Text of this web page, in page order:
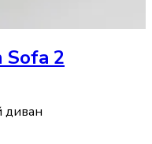
Sofa 2
диван